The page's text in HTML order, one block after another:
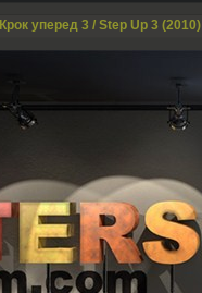
Крок уперед 3 / Step Up 3 (2010)